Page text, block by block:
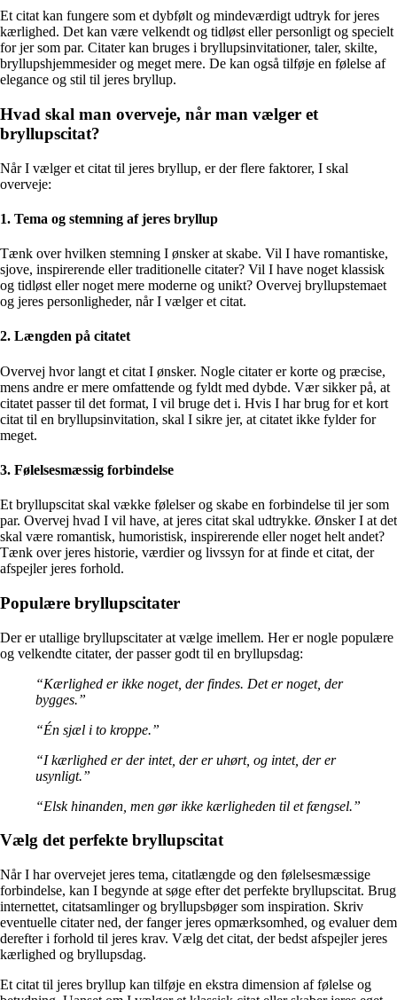
Et citat kan fungere som et dybfølt og mindeværdigt udtryk for jeres
kærlighed. Det kan være velkendt og tidløst eller personligt og specielt
for jer som par. Citater kan bruges i bryllupsinvitationer, taler, skilte,
bryllupshjemmesider og meget mere. De kan også tilføje en følelse af
elegance og stil til jeres bryllup.
Hvad skal man overveje, når man vælger et
bryllupscitat?
Når I vælger et citat til jeres bryllup, er der flere faktorer, I skal
overveje:
1. Tema og stemning af jeres bryllup
Tænk over hvilken stemning I ønsker at skabe. Vil I have romantiske,
sjove, inspirerende eller traditionelle citater? Vil I have noget klassisk
og tidløst eller noget mere moderne og unikt? Overvej bryllupstemaet
og jeres personligheder, når I vælger et citat.
2. Længden på citatet
Overvej hvor langt et citat I ønsker. Nogle citater er korte og præcise,
mens andre er mere omfattende og fyldt med dybde. Vær sikker på, at
citatet passer til det format, I vil bruge det i. Hvis I har brug for et kort
citat til en bryllupsinvitation, skal I sikre jer, at citatet ikke fylder for
meget.
3. Følelsesmæssig forbindelse
Et bryllupscitat skal vække følelser og skabe en forbindelse til jer som
par. Overvej hvad I vil have, at jeres citat skal udtrykke. Ønsker I at det
skal være romantisk, humoristisk, inspirerende eller noget helt andet?
Tænk over jeres historie, værdier og livssyn for at finde et citat, der
afspejler jeres forhold.
Populære bryllupscitater
Der er utallige bryllupscitater at vælge imellem. Her er nogle populære
og velkendte citater, der passer godt til en bryllupsdag:
“Kærlighed er ikke noget, der findes. Det er noget, der
bygges.”
“Én sjæl i to kroppe.”
“I kærlighed er der intet, der er uhørt, og intet, der er
usynligt.”
“Elsk hinanden, men gør ikke kærligheden til et fængsel.”
Vælg det perfekte bryllupscitat
Når I har overvejet jeres tema, citatlængde og den følelsesmæssige
forbindelse, kan I begynde at søge efter det perfekte bryllupscitat. Brug
internettet, citatsamlinger og bryllupsbøger som inspiration. Skriv
eventuelle citater ned, der fanger jeres opmærksomhed, og evaluer dem
derefter i forhold til jeres krav. Vælg det citat, der bedst afspejler jeres
kærlighed og bryllupsdag.
Et citat til jeres bryllup kan tilføje en ekstra dimension af følelse og